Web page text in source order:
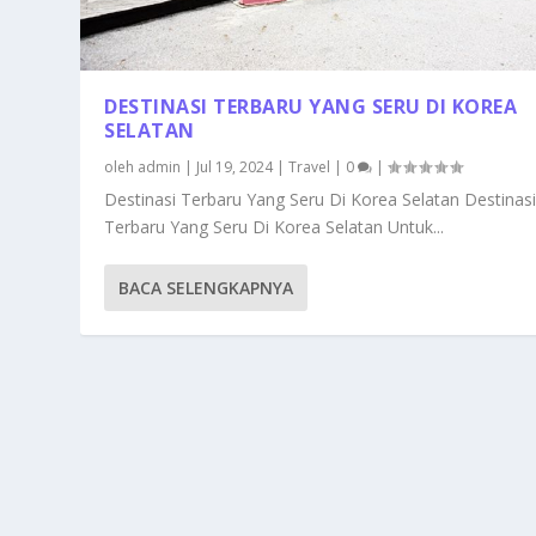
DESTINASI TERBARU YANG SERU DI KOREA
SELATAN
oleh admin | Jul 19, 2024|Travel | 0 |
Destinasi Terbaru Yang Seru Di Korea Selatan Destinasi
Terbaru Yang Seru Di Korea Selatan Untuk...
BACA SELENGKAPNYA